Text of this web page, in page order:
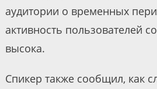
аудитории о временных
активность пользователей
высока.
Спикер также сообщил, как